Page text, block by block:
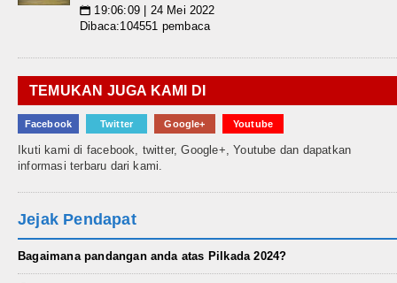
📅 19:06:09 | 24 Mei 2022
Dibaca:104551 pembaca
TEMUKAN JUGA KAMI DI
Facebook Twitter Google+ Youtube
Ikuti kami di facebook, twitter, Google+, Youtube dan dapatkan
informasi terbaru dari kami.
Jejak Pendapat
Bagaimana pandangan anda atas Pilkada 2024?